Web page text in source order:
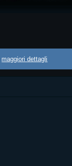
maggiori dettagli